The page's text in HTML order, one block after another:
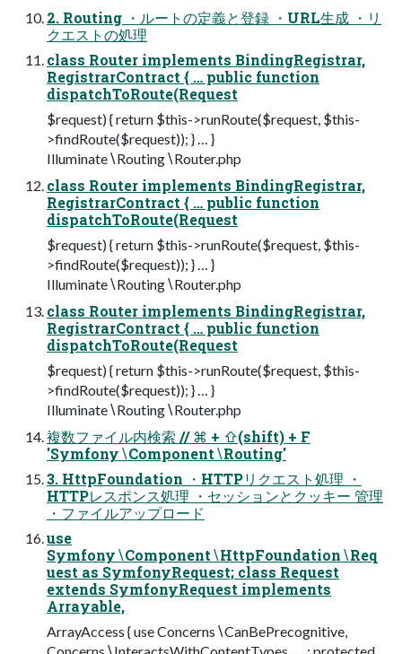
2. Routing ・ルートの定義と登録 ・URL生成 ・リ
クエストの処理
class Router implements BindingRegistrar,
RegistrarContract { … public function
dispatchToRoute(Request
$request) { return $this->runRoute($request, $this-
>findRoute($request)); } … }
Illuminate∖Routing∖Router.php
class Router implements BindingRegistrar,
RegistrarContract { … public function
dispatchToRoute(Request
$request) { return $this->runRoute($request, $this-
>findRoute($request)); } … }
Illuminate∖Routing∖Router.php
class Router implements BindingRegistrar,
RegistrarContract { … public function
dispatchToRoute(Request
$request) { return $this->runRoute($request, $this-
>findRoute($request)); } … }
Illuminate∖Routing∖Router.php
複数ファイル内検索 // ⌘ + ⇧(shift) + F
'Symfony∖Component∖Routing'
3. HttpFoundation ・HTTPリクエスト処理 ・
HTTPレスポンス処理 ・セッションとクッキー 管理
・ファイルアップロード
use
Symfony∖Component∖HttpFoundation∖Req
uest as SymfonyRequest; class Request
extends SymfonyRequest implements
Arrayable,
ArrayAccess { use Concerns∖CanBePrecognitive,